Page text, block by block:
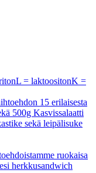
= laktoositonK =
15 erilaisesta
500g Kasvissalaatti
sekä leipälisuke
ruokaisa
herkkusandwich